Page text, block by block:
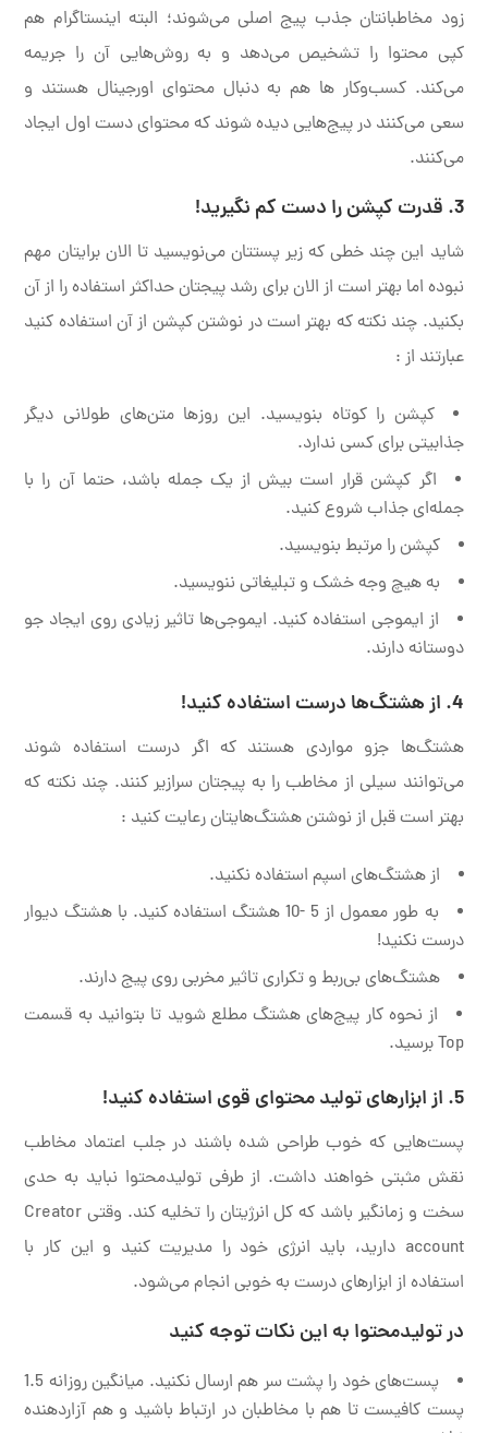
زود مخاطبانتان جذب پیج اصلی می‌شوند؛ البته اینستاگرام هم
کپی محتوا را تشخیص می‌دهد و به روش‌هایی آن را جریمه
می‌کند. کسب‌‌و‌کار ها هم به دنبال محتوای اورجینال هستند و
سعی می‌کنند در پیج‌هایی دیده شوند که محتوای دست اول ایجاد
می‌کنند.
3. قدرت کپشنرا دست کم نگیرید!
شاید این چند خطی که زیر پستتان می‌نویسید تا الان برایتان مهم
نبوده اما بهتر است از الان برای رشد پیجتان حداکثر استفاده را از آن
بکنید. چند نکته که بهتر است در نوشتن کپشن از آن استفاده کنید
عبارتند از :
کپشن را کوتاه بنویسید. این روزها متن‌های طولانی دیگر
جذابیتی برای کسی ندارد.
اگر کپشن قرار است بیش از یک جمله باشد، حتما آن را با
جمله‌ای جذاب شروع کنید.
کپشن را مرتبط بنویسید.
به هیچ وجه خشک و تبلیغاتی ننویسید.
از ایموجی استفاده کنید. ایموجی‌ها تاثیر زیادی روی ایجاد جو
دوستانه دارند.
4. از هشتگ‌ها درست استفاده کنید!
هشتگ‌ها جزو مواردی هستند که اگر درست استفاده شوند
می‌توانند سیلی از مخاطب را به پیجتان سرازیر کنند. چند نکته که
بهتر است قبل از نوشتن هشتگ‌هایتان رعایت کنید :
از هشتگ‌های اسپم استفاده نکنید.
به طور معمول از 5 -10 هشتگ استفاده کنید. با هشتگ دیوار
درست نکنید!
هشتگ‌های بی‌ربط و تکراری تاثیر مخربی روی پیج دارند.
از نحوه کار پیج‌های هشتگ مطلع شوید تا بتوانید به قسمت
Top برسید.
5. از ابزار‌های تولید محتوای قوی استفاده کنید!
پست‌هایی که خوب طراحی شده باشند در جلب اعتماد مخاطب
نقش مثبتی خواهند داشت. از طرفی تولیدمحتوا نباید به حدی
سخت و زمانگیر باشد که کل انرژیتان را تخلیه کند. وقتی Creator
account دارید، باید انرژی خود را مدیریت کنید و این کار با
استفاده از ابزارهای درست به خوبی انجام می‌شود.
در تولید‌محتوا به این نکات توجه کنید
پست‌های خود را پشت سر هم ارسال نکنید. میانگین روزانه 1.5
پست کافیست تا هم با مخاطبان در ارتباط باشید و هم آزاردهنده